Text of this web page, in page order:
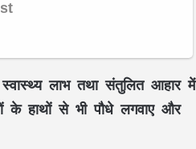
स्वास्थ्य लाभतथासंतुलित आहारमें
के हाथों से भी पौधे लगवाए और